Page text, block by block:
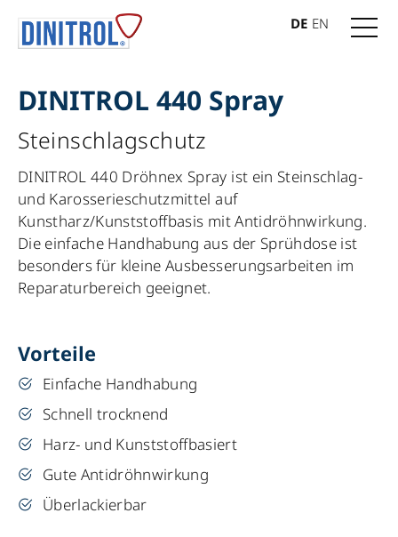
DE EN
DINITROL 440 Spray
Steinschlagschutz
DINITROL 440 Dröhnex Spray ist ein Steinschlag-
und Karosserieschutzmittel auf
Kunstharz/Kunststoffbasis mit Antidröhnwirkung.
Die einfache Handhabung aus der Sprühdose ist
besonders für kleine Ausbesserungsarbeiten im
Reparaturbereich geeignet.
Vorteile
Einfache Handhabung
Schnell trocknend
Harz- und Kunststoffbasiert
Gute Antidröhnwirkung
Überlackierbar